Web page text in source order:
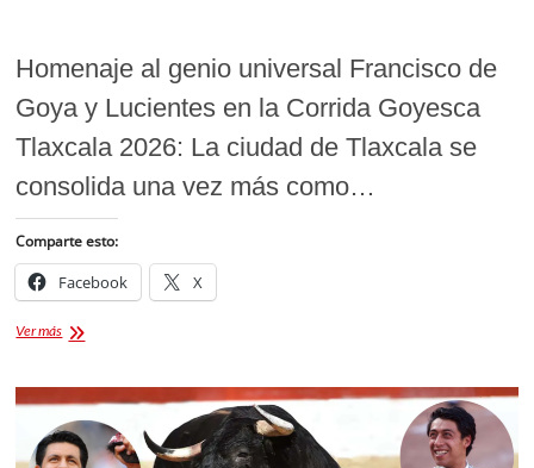
Homenaje al genio universal Francisco de
Goya y Lucientes en la Corrida Goyesca
Tlaxcala 2026: La ciudad de Tlaxcala se
consolida una vez más como…
Comparte esto:
Facebook X
Ver másCorrida
2026:
de
lujo